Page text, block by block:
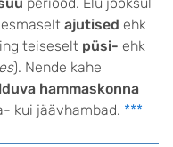
ajutised ehk
teiseselt püsi- ehk
). Nende kahe
hammaskonna
kui jäävhambad. ***